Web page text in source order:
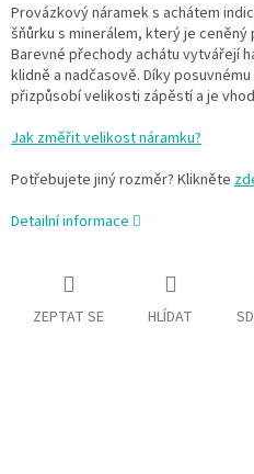
Provázkový náramek s achátem
šňůrku s minerálem, který je
Barevné přechody achátu vytvářejí
klidně a nadčasově. Díky
přizpůsobí velikosti zápěstí a je
Jak změřit velikost náramku?
Potřebujete jiný rozměr? Klikněte
Detailní informace
ZEPTAT SE HLÍDAT